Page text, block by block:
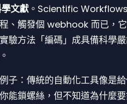
文獻 。Scientific
、觸發個 webhook 而已，
驗方法「編碼」成具備科學
子：傳統的自動化工具像是
能鎖螺絲，但不知道為什麼